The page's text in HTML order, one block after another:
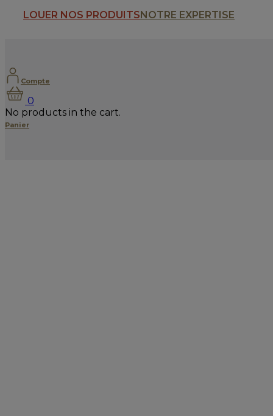
LOUER NOS PRODUITSNOTRE EXPERTISE
Compte
0
No products in the cart.
Panier